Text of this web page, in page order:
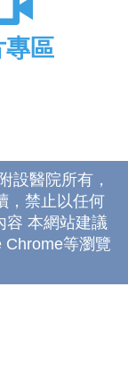
專區
設醫院所有，
，禁止以任何
容 本網站建議
Chrome等瀏覽